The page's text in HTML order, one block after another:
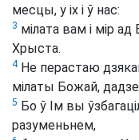
месцы, у іх і ў нас:
3 мілата вам і мір
Хрыста.
4Не перастаю
мілаты Божай,
5 Бо ў Ім вы
разуменьнем,